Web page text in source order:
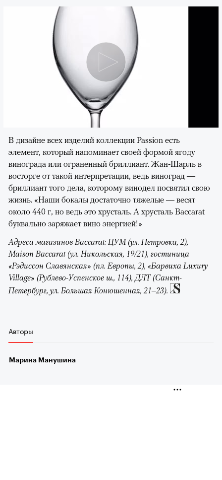
В дизайне всех изделий коллекции Passion есть
элемент, который напоминает своей формой ягоду
винограда или ограненный бриллиант. Жан-Шарль в
восторге от такой интерпретации, ведь виноград —
бриллиант того дела, которому винодел посвятил свою
жизнь. «Наши бокалы достаточно тяжелые — весят
около 440 г, но ведь это хрусталь. А хрусталь Baccarat
буквально заряжает вино энергией!»
Адреса магазинов Baccarat: ЦУМ (ул. Петровка, 2),
Maison Baccarat (ул. Никольская, 19/21), гостиница
«Рэдиссон Славянская» (пл. Европы, 2), «Барвиха Luxury
Village» (Рублево-Успенское ш., 114), ДЛТ (Санкт-
Петербург, ул. Большая Конюшенная, 21–23).
Авторы
Марина Манушина